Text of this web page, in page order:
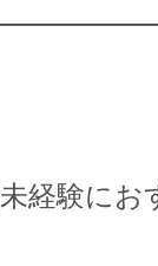
験にお